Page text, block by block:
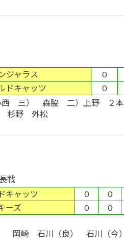
ジャラス
0
ドキャッツ
0
西 三） 森脇 二）上野 ２本
杉野 外松
戦
キャッツ
0 0
ーズ
0 0
岡崎 石川（良） 石川（今）